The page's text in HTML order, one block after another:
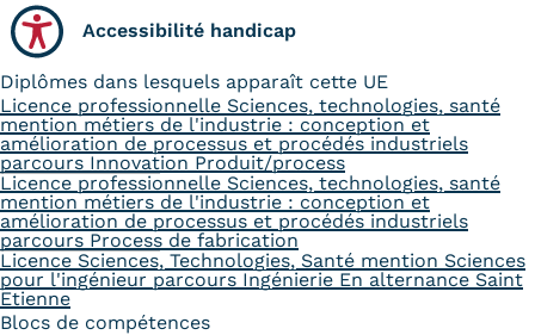
Accessibilité handicap
Diplômes dans lesquels apparaît cette UE
Licence professionnelle Sciences, technologies, santé
mention métiers de l'industrie : conception et
amélioration de processus et procédés industriels
parcours Innovation Produit/process
Licence professionnelle Sciences, technologies, santé
mention métiers de l'industrie : conception et
amélioration de processus et procédés industriels
parcours Process de fabrication
Licence Sciences, Technologies, Santé mention Sciences
pour l'ingénieur parcours Ingénierie En alternance Saint
Etienne
Blocs de compétences